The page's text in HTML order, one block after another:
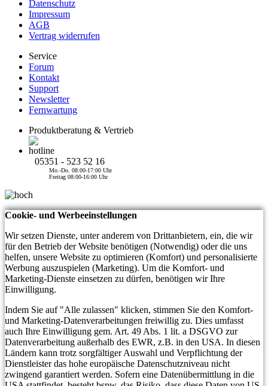
Datenschutz
Impressum
AGB
Vertrag widerrufen
Service
Forum
Kontakt
Support
Newsletter
Fernwartung
Produktberatung & Vertrieb
05351 - 523 52 16
Mo.-Do. 08:00-17:00 Uhr
Freitag 08:00-16:00 Uhr
Cookie- und Werbeeinstellungen
Wir setzen Dienste, unter anderem von Drittanbietern, ein, die wir
für den Betrieb der Website benötigen (Notwendig) oder die uns
helfen, unsere Website zu optimieren (Komfort) und personalisierte
Werbung auszuspielen (Marketing). Um die Komfort- und
Marketing-Dienste einsetzen zu dürfen, benötigen wir Ihre
Einwilligung.
Indem Sie auf "Alle zulassen" klicken, stimmen Sie den Komfort-
und Marketing-Datenverarbeitungen freiwillig zu. Dies umfasst
auch Ihre Einwilligung gem. Art. 49 Abs. 1 lit. a DSGVO zur
Datenverarbeitung außerhalb des EWR, z.B. in den USA. In diesen
Ländern kann trotz sorgfältiger Auswahl und Verpflichtung der
Dienstleister das hohe europäische Datenschutzniveau nicht
zwingend garantiert werden. Sofern eine Datenübermittlung in die